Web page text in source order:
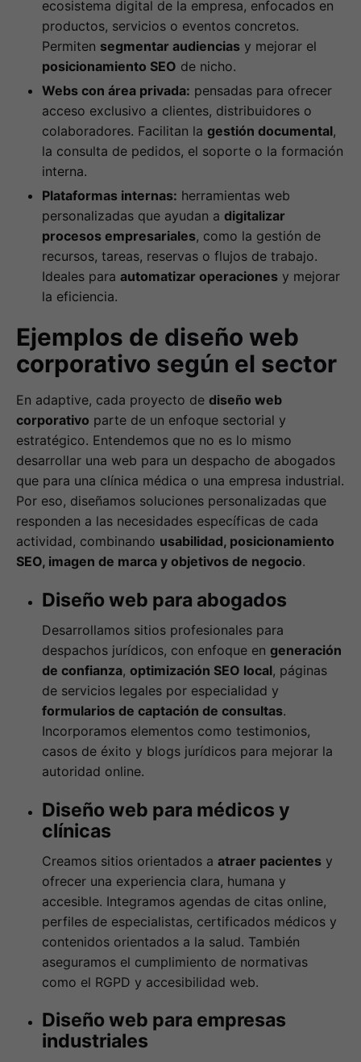
ecosistema digital de la empresa, enfocados en
productos, servicios o eventos concretos.
Permiten segmentar audiencias y mejorar el
posicionamiento SEO de nicho.
Webs con área privada: pensadas para ofrecer
acceso exclusivo a clientes, distribuidores o
colaboradores. Facilitan la gestión documental,
la consulta de pedidos, el soporte o la formación
interna.
Plataformas internas: herramientas web
personalizadas que ayudan a digitalizar
procesos empresariales, como la gestión de
recursos, tareas, reservas o flujos de trabajo.
Ideales para automatizar operaciones y mejorar
la eficiencia.
Ejemplos de diseño web
corporativo según el sector
En adaptive, cada proyecto de diseño web
corporativo parte de un enfoque sectorial y
estratégico. Entendemos que no es lo mismo
desarrollar una web para un despacho de abogados
que para una clínica médica o una empresa industrial.
Por eso, diseñamos soluciones personalizadas que
responden a las necesidades específicas de cada
actividad, combinando usabilidad, posicionamiento
SEO, imagen de marca y objetivos de negocio.
Diseño web para abogados
Desarrollamos sitios profesionales para
despachos jurídicos, con enfoque en generación
de confianza, optimización SEO local, páginas
de servicios legales por especialidad y
formularios de captación de consultas.
Incorporamos elementos como testimonios,
casos de éxito y blogs jurídicos para mejorar la
autoridad online.
Diseño web para médicos y
clínicas
Creamos sitios orientados a atraer pacientes y
ofrecer una experiencia clara, humana y
accesible. Integramos agendas de citas online,
perfiles de especialistas, certificados médicos y
contenidos orientados a la salud. También
aseguramos el cumplimiento de normativas
como el RGPD y accesibilidad web.
Diseño web para empresas
industriales